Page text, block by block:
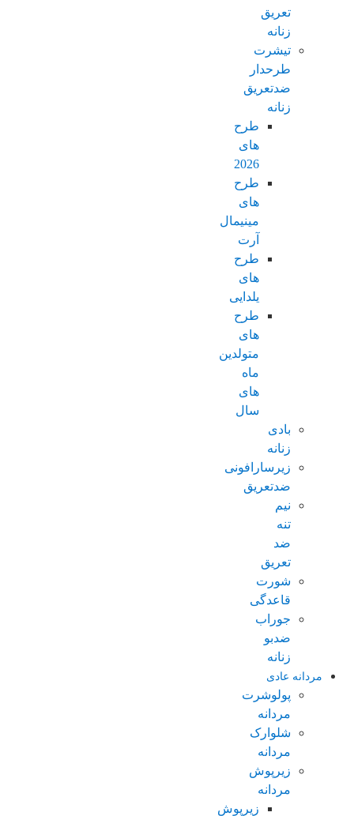
تعریق
زنانه
تیشرت
طرحدار
ضدتعریق
زنانه
طرح
های
2026
طرح
های
مینیمال
آرت
طرح
های
یلدایی
طرح
های
متولدین
ماه
های
سال
بادی
زنانه
زیرسارافونی
ضدتعریق
نیم
تنه
ضد
تعریق
شورت
قاعدگی
جوراب
ضدبو
زنانه
مردانه عادی
پولوشرت
مردانه
شلوارک
مردانه
زیرپوش
مردانه
زیرپوش